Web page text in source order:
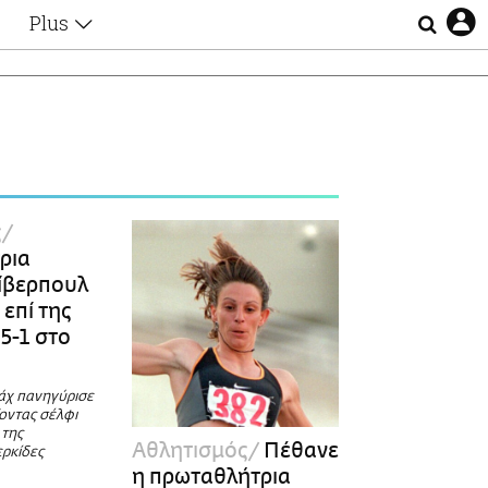
Plus
Lgbtqi+
Επιλογές
της
1 στο
πανηγύρισε
σέλφι
Αθλητισμός Πέθανε
η πρωταθλήτρια